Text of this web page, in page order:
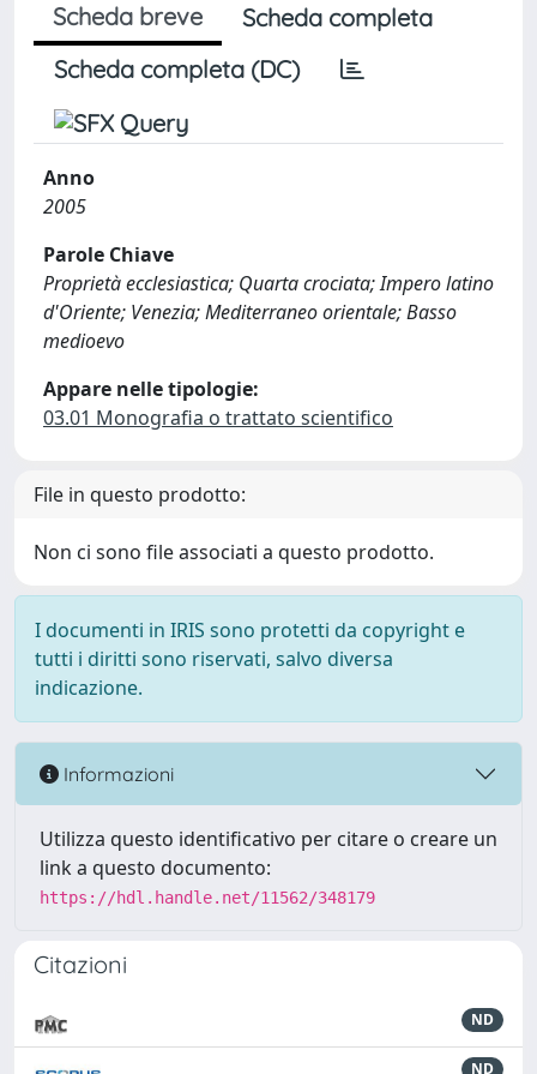
Scheda breve
Scheda completa
Scheda completa (DC)
Anno
2005
Parole Chiave
Proprietà ecclesiastica; Quarta crociata; Impero latino
d'Oriente; Venezia; Mediterraneo orientale; Basso
medioevo
Appare nelle tipologie:
03.01 Monografia o trattato scientifico
File in questo prodotto:
Non ci sono file associati a questo prodotto.
I documenti in IRIS sono protetti da copyright e
tutti i diritti sono riservati, salvo diversa
indicazione.
Informazioni
Utilizza questo identificativo per citare o creare un
link a questo documento:
https://hdl.handle.net/11562/348179
Citazioni
ND
ND